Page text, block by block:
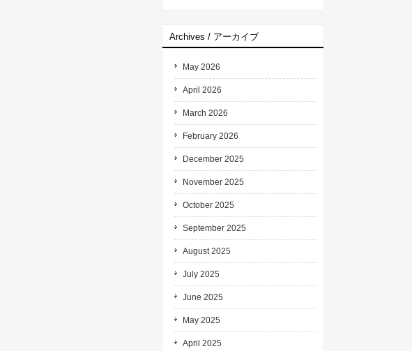
Archives / アーカイブ
May 2026
April 2026
March 2026
February 2026
December 2025
November 2025
October 2025
September 2025
August 2025
July 2025
June 2025
May 2025
April 2025